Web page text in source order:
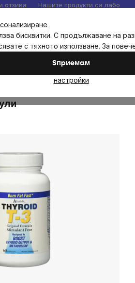
бисквитки. С продължаване на
с тяхното използване. За
Sпpиeмaм
настройки
отзива Нашите продукти са
Thyroid T3 (Thyroid